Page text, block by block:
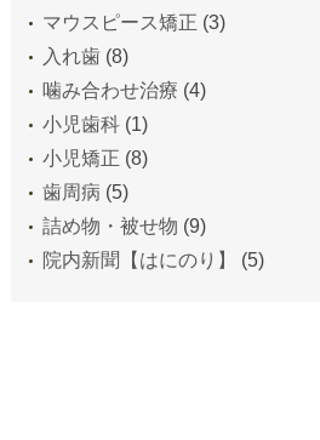
マウスピース矯正 (3)
入れ歯 (8)
噛み合わせ治療 (4)
小児歯科(1)
小児矯正 (8)
歯周病 (5)
詰め物・被せ物 (9)
院内新聞【はにのり】
(5)